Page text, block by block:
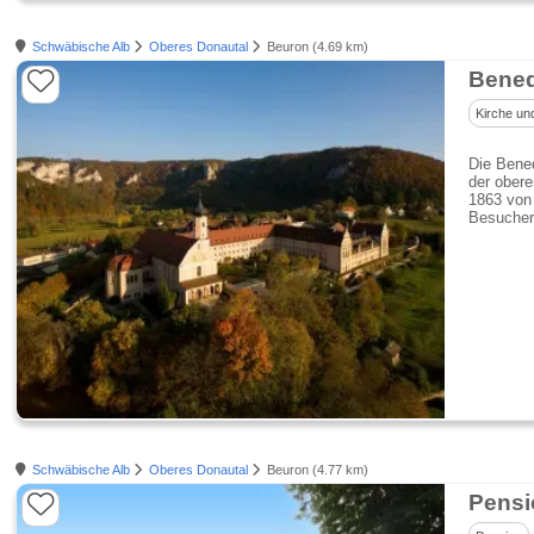
Schwäbische Alb Oberes Donautal Beuron (4.69 km)
Kirche
Die
der
1863
Schwäbische Alb Oberes Donautal Beuron (4.77 km)